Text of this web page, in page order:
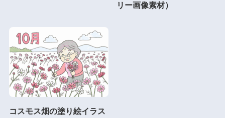
リー画像素材）
コスモス畑の塗り絵イラス